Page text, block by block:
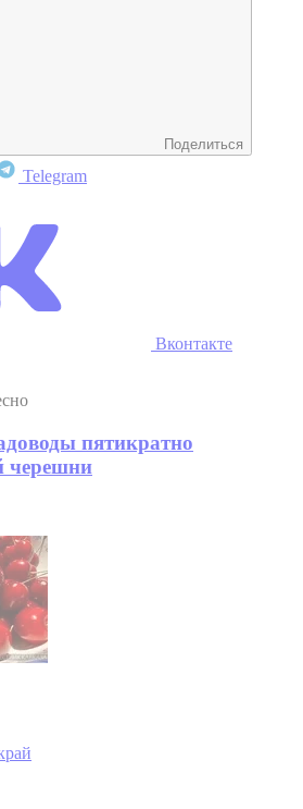
Поделиться
Telegram
Вконтакте
пятикратно
черешни